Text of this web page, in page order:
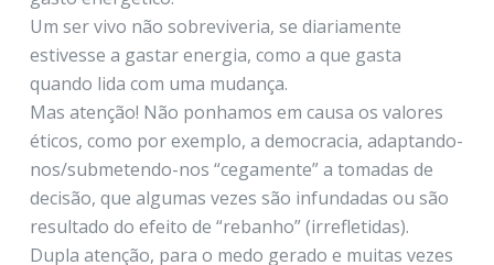
Um ser vivo não sobreviveria, se diariamente
estivesse a gastar energia, como a que gasta
quando lida com uma mudança.
Mas atenção! Não ponhamos em causa os valores
éticos, como por exemplo, a democracia, adaptando-
nos/submetendo-nos “cegamente” a tomadas de
decisão, que algumas vezes são infundadas ou são
resultado do efeito de “rebanho” (irrefletidas).
Dupla atenção, para o medo gerado e muitas vezes